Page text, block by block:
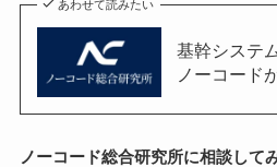
あわせて読みたい
基幹システ
ノーコード
ノーコード総合研究所に相談して